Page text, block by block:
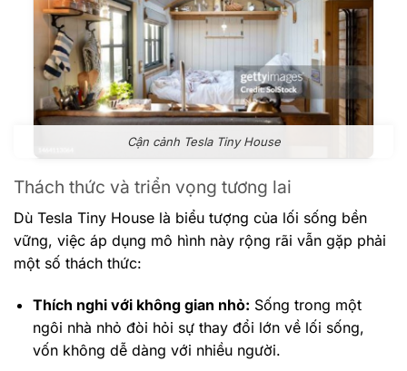
Cận cảnh Tesla Tiny House
Thách thức và triển vọng tương lai
Dù Tesla Tiny House là biểu tượng của lối sống bền
vững, việc áp dụng mô hình này rộng rãi vẫn gặp phải
một số thách thức:
Thích nghi với không gian nhỏ: Sống trong một
ngôi nhà nhỏ đòi hỏi sự thay đổi lớn về lối sống,
vốn không dễ dàng với nhiều người.